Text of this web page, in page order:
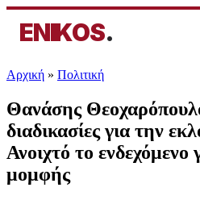
ENIKOS.
Αρχική » Πολιτική
Θανάσης
διαδικασίες για την
Ανοιχτό το ενδεχόμενο
μομφής